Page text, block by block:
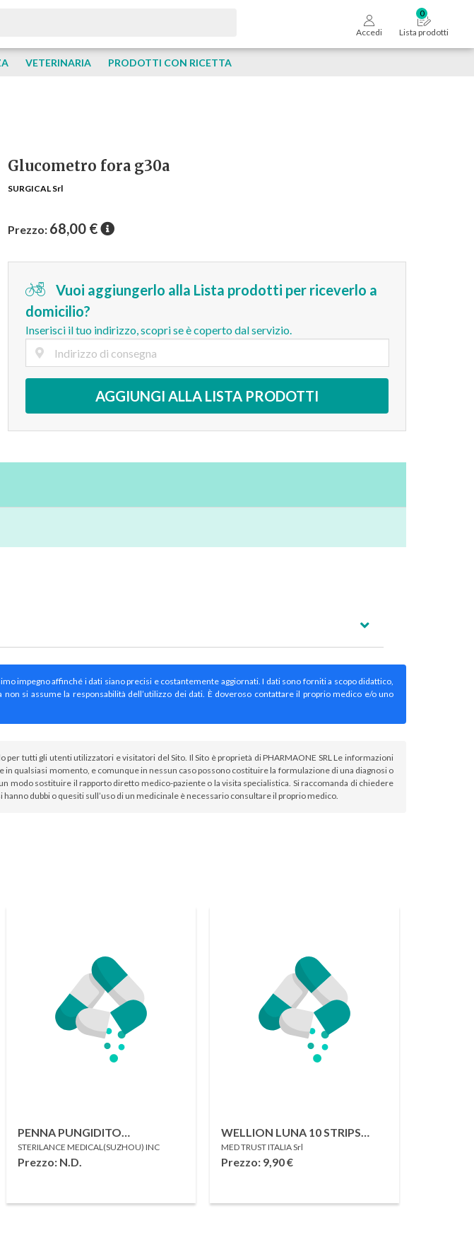
Accedi Lista prodotti
VETERINARIA PRODOTTI CON RICETTA
Glucometro fora g30a
SURGICAL Srl
Prezzo: 68,00 €
Vuoi aggiungerlo alla Lista prodotti per riceverlo a
domicilio?
Inserisci il tuo indirizzo, scopri se è coperto dal servizio.
AGGIUNGI ALLA LISTA PRODOTTI
impegno affinché i dati siano precisi e costantemente aggiornati. I dati sono forniti a scopo didattico,
si assume la responsabilità dell’utilizzo dei dati. È doveroso contattare il proprio medico e/o uno
per tutti gli utenti utilizzatori e visitatori del Sito. Il Sito è proprietà di PHARMAONE SRL Le informazioni
qualsiasi momento, e comunque in nessun caso possono costituire la formulazione di una diagnosi o
sostituire il rapporto diretto medico-paziente o la visita specialistica. Si raccomanda di chiedere
dubbi o quesiti sull’uso di un medicinale è necessario consultare il proprio medico.
PENNA PUNGIDITO
STERILANCE LDE 4
REGOLABILE 9 LIVELLI DI
ESPULSORE
STERILANCE MEDICAL(SUZHOU) INC
Prezzo: N.D.
WELLION LUNA 10 STRIPS
STRISCE PER MISURAZIONE
GLUCOSIO
MED TRUST ITALIA Srl
Prezzo: 9,90€